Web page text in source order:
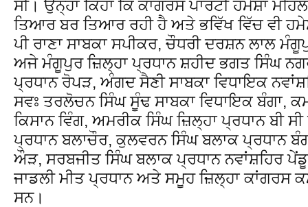
ਸੀ। ਉਨ੍ਹਾਂ ਕਿਹਾ ਕਿ ਕਾਂਗਰਸ ਪਾਰਟੀ ਹਮੇਸ਼ਾ
ਤਿਆਰ ਬਰ ਤਿਆਰ ਰਹੀ ਹੈ ਅਤੇ ਭਵਿੱਖ ਵਿੱਚ ਵੀ
ਪੀ ਰਾਣਾ ਸਾਬਕਾ ਸਪੀਕਰ, ਚੌਧਰੀ ਦਰਸ਼ਨ ਲਾਲ
ਅਜੇ ਮੰਗੂਪੁਰ ਜ਼ਿਲ੍ਹਾ ਪ੍ਰਧਾਨ ਸ਼ਹੀਦ ਭਗਤ ਸਿੰਘ
ਪ੍ਰਧਾਨ ਰੋਪੜ, ਅੰਗਦ ਸੈਣੀ ਸਾਬਕਾ ਵਿਧਾਇਕ
ਸਵਃ ਤਰਲੋਚਨ ਸਿੰਘ ਸੂੰਢ ਸਾਬਕਾ ਵਿਧਾਇਕ ਬੰਗਾ,
ਕਿਸਾਨ ਵਿੰਗ, ਅਮਰੀਕ ਸਿੰਘ ਜ਼ਿਲ੍ਹਾ ਪ੍ਰਧਾਨ ਬੀ
ਪ੍ਰਧਾਨ ਬਲਾਚੌਰ, ਕੁਲਵਰਨ ਸਿੰਘ ਬਲਾਕ ਪ੍ਰਧਾਨ
ਔੜ, ਸਰਬਜੀਤ ਸਿੰਘ ਬਲਾਕ ਪ੍ਰਧਾਨ ਨਵਾਂਸ਼ਹਿਰ
ਜਾਡਲੀ ਮੀਤ ਪ੍ਰਧਾਨ ਅਤੇ ਸਮੂਹ ਜ਼ਿਲ੍ਹਾ ਕਾਂਗਰਸ
ਸਨ।